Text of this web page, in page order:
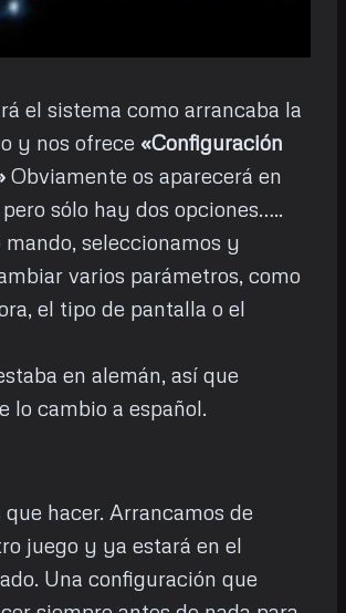
el sistema como arrancaba la
y nos ofrece «Configuración
Obviamente os aparecerá en
sólo hay dos opciones…..
seleccionamos y
varios parámetros, como
el tipo de pantalla o el
en alemán, así que
lo cambio a español.
hacer. Arrancamos de
juego y ya estará en el
Una configuración que